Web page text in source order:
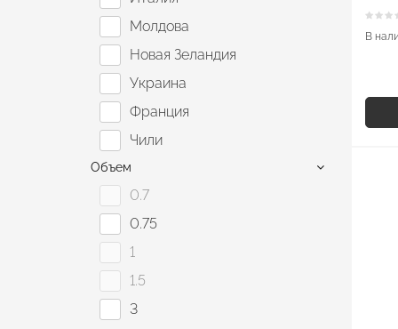
Juan De Juanes
Kiwi Island
Larca
Les Bouhets
Mikado
Monte Garoa
Muddy Boots
Oreanda
Peter Mertes
Piccola Italia
Portvine 777
Principesco
Молдова
Новая Зеландия
Украина
Франция
Чили
Объем
0.7
0.75
1
1.5
3
В